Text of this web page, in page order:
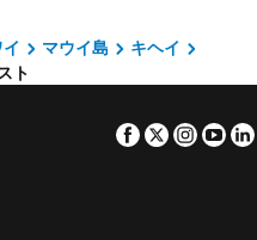
マウイ島
キヘイ
ト
Facebook
Twitter